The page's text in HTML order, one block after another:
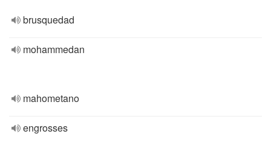
brusquedad
mohammedan
mahometano
engrosses